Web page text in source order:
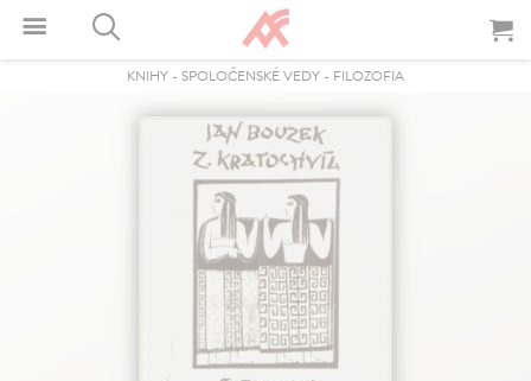
KNIHY - SPOLOČENSKÉ VEDY - FILOZOFIA